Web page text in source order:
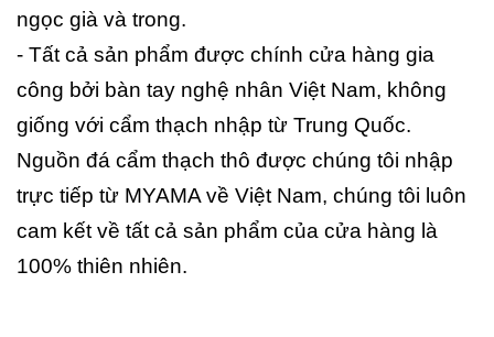
ngọc già và trong.
- Tất cả sản phẩm được chính cửa hàng gia
công bởi bàn tay nghệ nhân Việt Nam, không
giống với cẩm thạch nhập từ Trung Quốc.
Nguồn đá cẩm thạch thô được chúng tôi nhập
trực tiếp từ MYAMA về Việt Nam, chúng tôi luôn
cam kết về tất cả sản phẩm của cửa hàng là
100% thiên nhiên.